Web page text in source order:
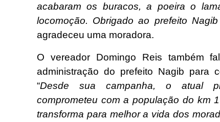
acabaram os buracos, a poeira o
locomoção. Obrigado ao prefeito
agradeceu uma moradora.
O vereador Domingo Reis também
administração do prefeito Nagib para
“Desde sua campanha, o atual
comprometeu com a população do km
transforma para melhor a vida dos